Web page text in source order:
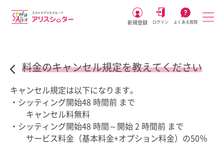
新規登録 ログイン よくある質問
料金のキャンセル規定を教えてください
キャンセル規定は以下になります。
・シッティング開始48 時間前 まで
キャンセル料無料
・シッティング開始48 時間～開始 2 時間前 まで
サービス料金（基本料金+オプション料金）の50％